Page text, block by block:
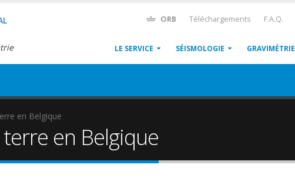
ORB Téléchargements F.A.Q.
LE SERVICE SÉISMOLOGIE GRAVIMÉTRIE
en Belgique
en Belgique